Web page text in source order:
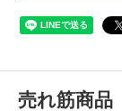
売れ筋商品